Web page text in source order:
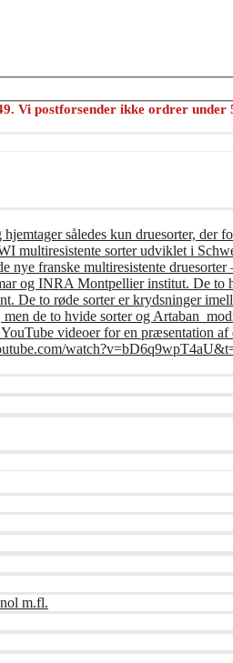
Vi postforsender ikke ordrer under
således kun druesorter, der
multiresistente sorter udviklet i
nye franske multiresistente
og INRA Montpellier institut. De to
De to røde sorter er krydsninger
de to hvide sorter og Artaban
videoer for en præsentation
m.fl.